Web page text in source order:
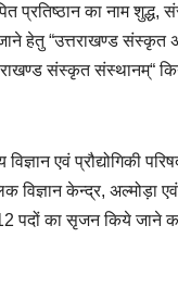
प्रतिष्ठान का नाम शुद्ध,
हेतु “उत्तराखण्ड संस्कृत
संस्कृत संस्थानम्“
विज्ञान एवं प्रौद्योगिकी
विज्ञान केन्द्र, अल्मोड़ा एवं
पदों का सृजन किये जाने